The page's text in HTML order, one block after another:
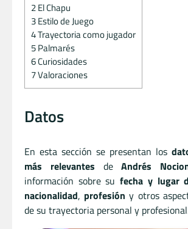
2El Chapu
3Estilo de Juego
4Trayectoria como jugador
5Palmarés
6Curiosidades
7Valoraciones
Datos
En esta sección se presentan los
más relevantes deAndrés
información sobre sufecha y lugar
nacionalidad, profesión y otros
de su trayectoria personal y